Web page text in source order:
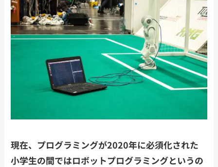
現在、プログラミングが2020年に必須化された
小学生の間ではロボットプログラミングというの